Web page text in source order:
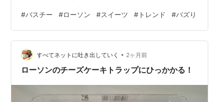
か、その魅力やリアルな口コミまでまとめてお届けしま
す。 コンビニスイーツ好きなら、知っておいて損はない
内容です。 読み終わるころには、きっとお店に足を運び
たくなっているはずです。 なぜ今バズってるの？ 「盛り
すぎ！」チャレンジの目玉商品 今回の正体は、ローソン
#バスチー #ローソン #スイーツ # トレンド #バズり
すべてネットに吐き出していく • 2ヶ月前
ローソンのチーズケーキトラップにひっかかる！